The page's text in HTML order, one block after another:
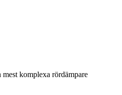
komplexa rördämpare